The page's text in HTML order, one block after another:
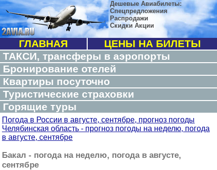
Дешевые Авиабилеты:
Спецпредложения
Распродажи
Скидки Акции
ГЛАВНАЯ
ЦЕНЫ НА БИЛЕТЫ
ТАКСИ, трансферы в аэропорты
Бронирование отелей
Квартиры посуточно
Туристические страховки
Горящие туры
Погода в России в августе, сентябре, прогноз погоды
Челябинская область - прогноз погоды на неделю, погода
в августе, сентябре
Бакал - погода на неделю, погода в августе,
сентябре